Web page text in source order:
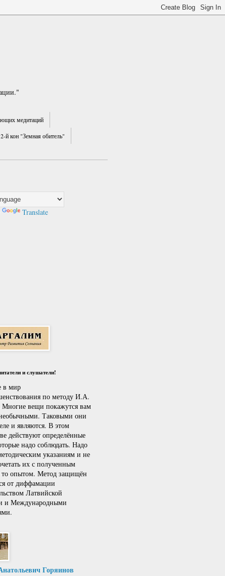
медитаций
2-й кон "Земная обитель"
Translate
и слушатели!
в мир
по методу И.А.
Многие вещи покажутся вам
Таковыми они
и являются. В этом
действуют определённые
надо соблюдать. Надо
указаниям и не
их с полученным
то опытом. Метод защищён
от диффамации
Латвийской
и Международными
Горяинов